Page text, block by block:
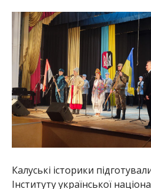
Калуські історики
Інституту української